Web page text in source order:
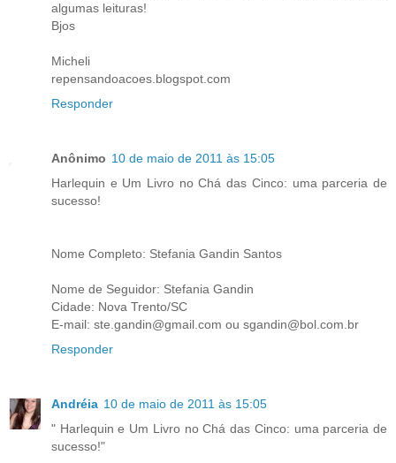
algumas leituras!
Bjos
Micheli
repensandoacoes.blogspot.com
Responder
Anônimo 10 de maio de 2011 às 15:05
Harlequin e Um Livro no Chá das Cinco: uma parceria de
sucesso!
Nome Completo: Stefania Gandin Santos
Nome de Seguidor: Stefania Gandin
Cidade: Nova Trento/SC
E-mail: ste.gandin@gmail.com ou sgandin@bol.com.br
Responder
Andréia 10 de maio de 2011 às 15:05
" Harlequin e Um Livro no Chá das Cinco: uma parceria de
sucesso!"